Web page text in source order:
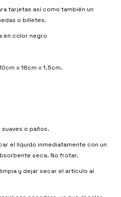
tarjetas así como también un
o billetes.
en color negro
x 18cm x 1.5cm.
o paños.
el líquido inmediatamente con un
seca. No frotar.
y dejar secar el artículo al